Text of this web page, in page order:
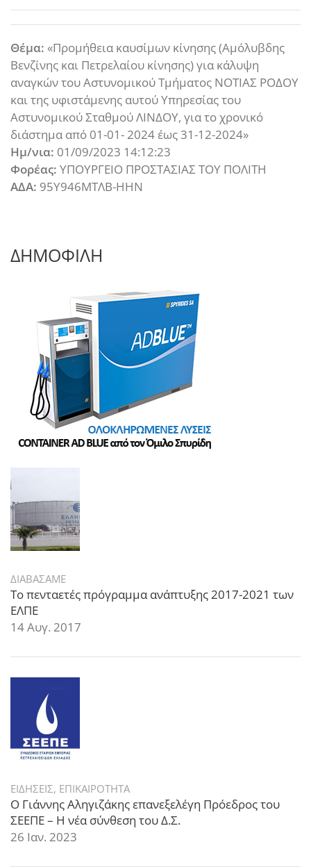
Θέμα: «Προμήθεια καυσίμων κίνησης (Αμόλυβδης
Βενζίνης και Πετρελαίου κίνησης) για κάλυψη
αναγκών του Αστυνομικού Τμήματος ΝΟΤΙΑΣ ΡΟΔΟΥ
και της υφιστάμενης αυτού Υπηρεσίας του
Αστυνομικού Σταθμού ΛΙΝΔΟΥ, για το χρονικό
διάστημα από 01-01- 2024 έως 31-12-2024»
Ημ/νια: 01/09/2023 14:12:23
Φορέας: ΥΠΟΥΡΓΕΙΟ ΠΡΟΣΤΑΣΙΑΣ ΤΟΥ ΠΟΛΙΤΗ
ΑΔΑ: 95Υ946ΜΤΛΒ-ΗΗΝ
ΔΗΜΟΦΙΛΗ
ΔΙΑΒΑΣΑΜΕ
Το πενταετές πρόγραμμα ανάπτυξης 2017-2021 των
ΕΛΠΕ
14 Αυγ. 2017
ΕΙΔΗΣΕΙΣ, ΕΠΙΚΑΙΡΟΤΗΤΑ
Ο Γιάννης Αληγιζάκης επανεξελέγη Πρόεδρος του
ΣΕΕΠΕ – Η νέα σύνθεση του Δ.Σ.
26 Ιαν. 2023